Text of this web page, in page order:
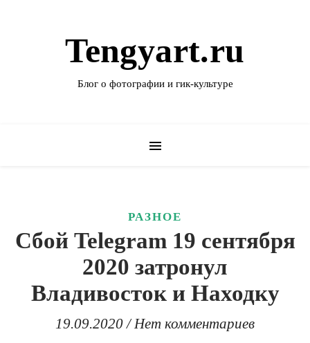
Tengyart.ru
Блог о фотографии и гик-культуре
РАЗНОЕ
Сбой Telegram 19 сентября
2020 затронул
Владивосток и Находку
19.09.2020 / Нет комментариев